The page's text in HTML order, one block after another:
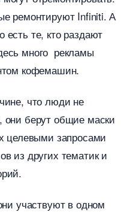
ремонтируют Infiniti. А
те, кто раздают
много рекламы
кофемашин.
что люди не
они берут общие маски
целевыми запросами
из других тематик и
участвуют в одном